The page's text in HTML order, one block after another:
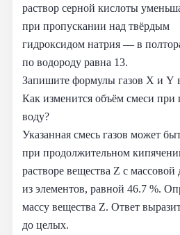
раствор серной кислоты
при пропускании над твёрдым
гидроксидом натрия — в
по водороду равна 13.
Запишите формулы газов X и Y
Как изменится объём смеси при
воду?
Указанная смесь газов может
при продолжительном
растворе вещества Z с массовой
из элементов, равной 46.7 %.
массу вещества Z. Ответ
до целых.